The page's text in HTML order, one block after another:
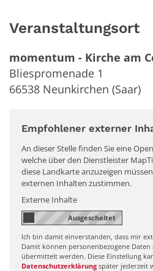
Veranstaltungsort
momentum - Kirche am
Bliespromenade 1
66538 Neunkirchen (Saar)
Empfohlener externer
An dieser Stelle finden Sie eine
welche über den Dienstleister
diese Landkarte anzuzeigen
externen Inhalten zustimmen.
Externe Inhalte
Ich bin damit einverstanden, dass mir
Damit können personenbezogene
übermittelt werden. Diese Einstellung
Datenschutzerklärung später jederzeit